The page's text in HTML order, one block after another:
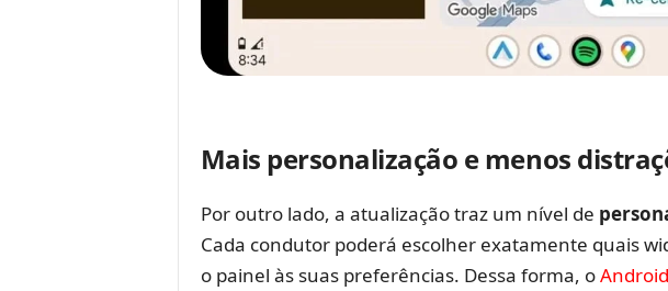
Mais personalização e menos
Por outro lado, a atualização traz um nível de
Cada condutor poderá escolher exatamente quais
o painel às suas preferências. Dessa forma, o